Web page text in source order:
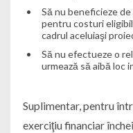
Să nu beneficieze
pentru costuri
cadrul aceluiaşi
Să nu efectueze o
urmează să aibă loc
Suplimentar, pentru
exerciţiu financiar